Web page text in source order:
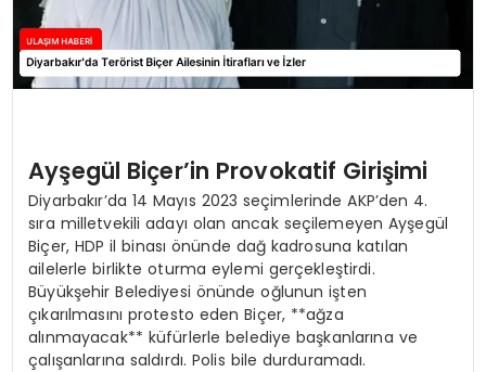
Ayşegül Biçer’in Provokatif Girişimi
Diyarbakır’da 14 Mayıs 2023 seçimlerinde AKP’den 4.
sıra milletvekili adayı olan ancak seçilemeyen Ayşegül
Biçer, HDP il binası önünde dağ kadrosuna katılan
ailelerle birlikte oturma eylemi gerçekleştirdi.
Büyükşehir Belediyesi önünde oğlunun işten
çıkarılmasını protesto eden Biçer, **ağza
alınmayacak** küfürlerle belediye başkanlarına ve
çalışanlarına saldırdı. Polis bile durduramadı.